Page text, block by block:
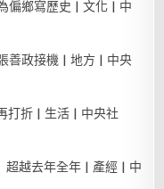
偏鄉寫歷史 | 文化 | 中
善政接機 | 地方 | 中央
打折 | 生活 | 中央社
越去年全年 | 產經 | 中